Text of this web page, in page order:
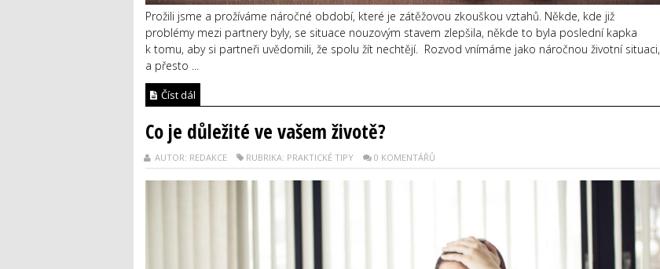
Prožili jsme a prožíváme náročné období, které je zátěžovou zkouškou vztahů. Někde, kde již
problémy mezi partnery byly, se situace nouzovým stavem zlepšila, někde to byla poslední kapka
k tomu, aby si partneři uvědomili, že spolu žít nechtějí. Rozvod vnímáme jako náročnou životní situaci,
a přesto ...
Číst dál
Co je důležité ve vašem životě?
AUTOR: REDAKCE RUBRIKA: PRAKTICKÉ TIPY 0 KOMENTÁŘŮ